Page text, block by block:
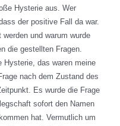
Hysterie aus. Wer
der positive Fall da war.
und warum wurde
die gestellten Fragen.
Hysterie, das waren meine
nach dem Zustand des
Es wurde die Frage
sofort den Namen
hat. Vermutlich um